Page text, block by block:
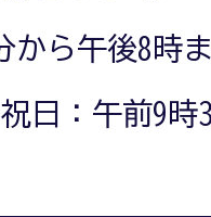
から午後8時
日：午前9時